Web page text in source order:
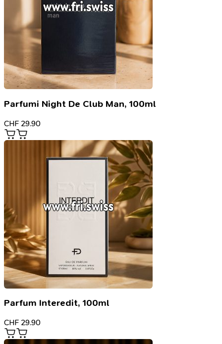
Parfumi Night De Club Man, 100ml
CHF 29.90
Parfum Interedit, 100ml
CHF 29.90